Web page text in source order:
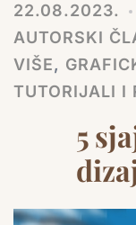
22.08.2023.
AUTORSKI
VIŠE,
TUTORIJALI I
5